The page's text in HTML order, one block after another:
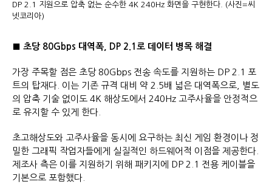
DP 2.1 지원으로 압축 없는 순수한 4K 240Hz 화면을 구현한다. (사진=씨
넷코리아)
■ 초당 80Gbps 대역폭, DP 2.1로 데이터 병목 해결
가장 주목할 점은 초당 80Gbps 전송 속도를 지원하는 DP 2.1 포
트의 탑재다. 이는 기존 규격 대비 약 2.5배 넓은 대역폭으로, 별도
의 압축 기술 없이도 4K 해상도에서 240Hz 고주사율을 안정적으
로 유지할 수 있게 한다.
초고해상도와 고주사율을 동시에 요구하는 최신 게임 환경이나 정
밀한 그래픽 작업자들에게 실질적인 하드웨어적 이점을 제공한다.
제조사 측은 이를 지원하기 위해 패키지에 DP 2.1 전용 케이블을
기본으로 포함했다.